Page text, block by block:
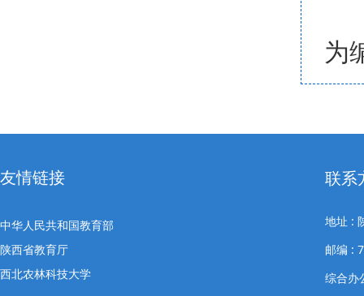
为
友情链接
中华人民共和国教育部
陕西省教育厅
西北农林科技大学
联系
地址 :
邮编 :
综合办